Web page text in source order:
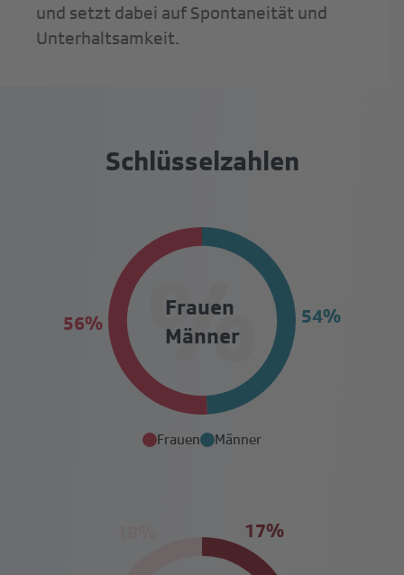
und setzt dabei auf Spontaneität und
Unterhaltsamkeit.
Schlüsselzahlen
Frauen
Männer
%
Frauen Männer